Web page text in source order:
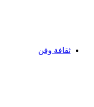
ثقافة وفن